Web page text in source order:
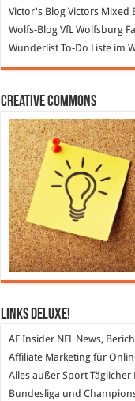
Victor's BlogVictors Mixed
Wolfs-BlogVfL Wolfsburg
WunderlistTo-Do Liste im
Creative Commons
Links DeLuXe!
AF InsiderNFL News,
Affiliate Marketingfür
Alles außer SportTäglicher
Bundesliga und